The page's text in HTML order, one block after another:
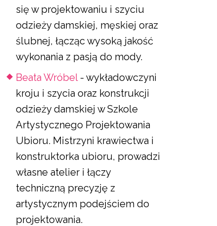
się w projektowaniu i szyciu
odzieży damskiej, męskiej oraz
ślubnej, łącząc wysoką jakość
wykonania z pasją do mody.
Beata Wróbel- wykładowczyni
kroju i szycia oraz konstrukcji
odzieży damskiej w Szkole
Artystycznego Projektowania
Ubioru. Mistrzyni krawiectwa i
konstruktorka ubioru, prowadzi
własne atelier i łączy
techniczną precyzję z
artystycznym podejściem do
projektowania.